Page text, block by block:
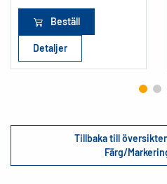
Beställ
Detaljer
Tillbaka till
Färg/